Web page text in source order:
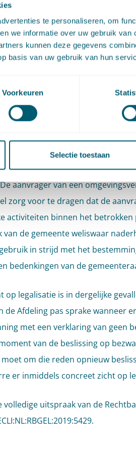
te personaliseren, om
we informatie over uw gebruik
kunnen deze gegevens
basis van uw gebruik van hun
Voorkeuren
Selectie toestaan
voor een beoordeling van de
college heeft volgens de
met de ingediende
met betrekking tot de
toch van oordeel dat er, op
op het bezwaar nam, geen
Voor het bedrijf is namelijk ook
het bestemmingsplan vereist. Dit
samenhangende
aanvrager van een
zorg voor te dragen dat de
activiteiten binnen het
van de gemeente weliswaar
in strijd met het
bedenkingen van de
op legalisatie is in dergelijke
de Afdeling pas sprake wanneer
met een verklaring van geen
van de beslissing op
moet om die reden opnieuw
er inmiddels concreet zicht op
volledige uitspraak van de